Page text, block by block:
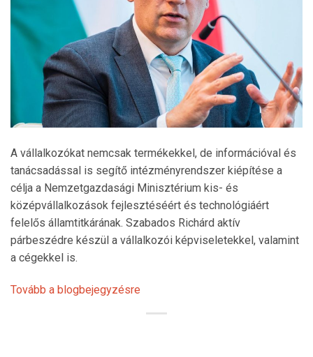
A vállalkozókat nemcsak termékekkel, de információval és
tanácsadással is segítő intézményrendszer kiépítése a
célja a Nemzetgazdasági Minisztérium kis- és
középvállalkozások fejlesztéséért és technológiáért
felelős államtitkárának. Szabados Richárd aktív
párbeszédre készül a vállalkozói képviseletekkel, valamint
a cégekkel is.
Tovább a blogbejegyzésre